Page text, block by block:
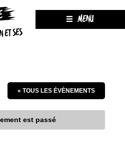
SES
MENU
« TOUS LES ÉVÈNEMENTS
est passé